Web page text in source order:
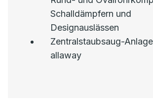
Schalldämpfern und
Designauslässen
Zentralstaubsaug-
allaway